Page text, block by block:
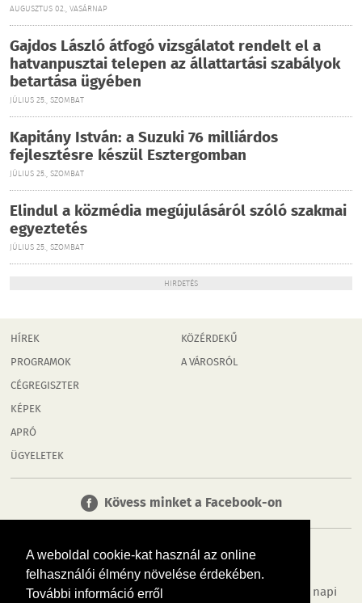
A weboldal cookie-kat használ az online
felhasználói élmény növelése érdekében.
További információ erről
AUGUSZTUS 02., VASÁRNAP
Gajdos László átfogó vizsgálatot rendelt el a
hatvanpusztai telepen az állattartási szabályok
betartása ügyében
JÚLIUS 25., SZOMBAT
Kapitány István: a Suzuki 76 milliárdos
fejlesztésre készül Esztergomban
JÚLIUS 25., SZOMBAT
Elindul a közmédia megújulásáról szóló szakmai
egyeztetés
JÚLIUS 25., SZOMBAT
HIRDETÉS
HÍREK
PROGRAMOK
CÉGREGISZTER
KÉPEK
APRÓ
ÜGYELETEK
KÖZÉRDEKŰ
A VÁROSRÓL
Kövess minket a Facebook-on
Tudj meg többet városodról! Hírek, programok, képek, napi